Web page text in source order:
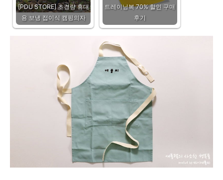
[PDU STORE] 초경량 휴대
용 보냉 접이식 캠핑의자
트레이닝복 70% 할인 구매
후기